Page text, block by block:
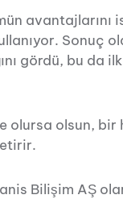
avantajlarını
Sonuç
gördü, bu da
olursa olsun,
Bilişim AŞ